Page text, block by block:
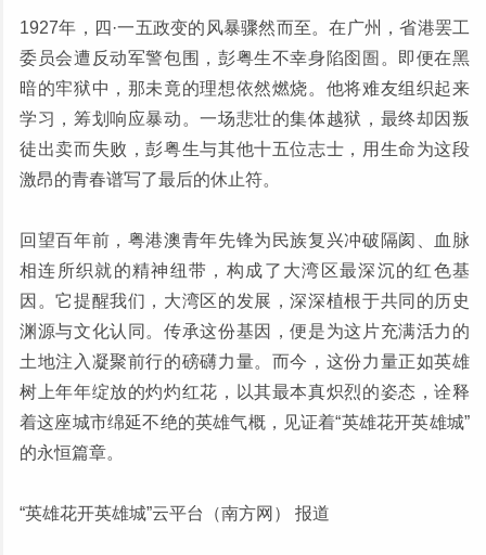
1927年，四·一五政变的风暴骤然而至。在广州，省港罢工
委员会遭反动军警包围，彭粤生不幸身陷囹圄。即便在黑
暗的牢狱中，那未竟的理想依然燃烧。他将难友组织起来
学习，筹划响应暴动。一场悲壮的集体越狱，最终却因叛
徒出卖而失败，彭粤生与其他十五位志士，用生命为这段
激昂的青春谱写了最后的休止符。
回望百年前，粤港澳青年先锋为民族复兴冲破隔阂、血脉
相连所织就的精神纽带，构成了大湾区最深沉的红色基
因。它提醒我们，大湾区的发展，深深植根于共同的历史
渊源与文化认同。传承这份基因，便是为这片充满活力的
土地注入凝聚前行的磅礴力量。而今，这份力量正如英雄
树上年年绽放的灼灼红花，以其最本真炽烈的姿态，诠释
着这座城市绵延不绝的英雄气概，见证着“英雄花开英雄城”
的永恒篇章。
“英雄花开英雄城”云平台（南方网） 报道